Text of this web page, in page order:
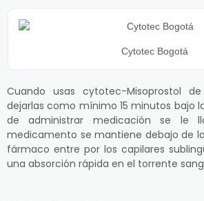
Cytotec Bogotá
Cuando usas cytotec-Misoprostol
dejarlas como mínimo 15 minutos bajo
de administrar medicación se le
medicamento se mantiene debajo de
fármaco entre por los capilares
una absorción rápida en el torrente